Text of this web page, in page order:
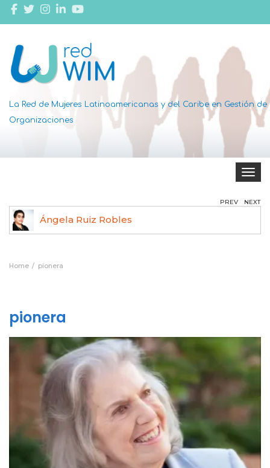
La Red de Mujeres Latinoamericanas y del Caribe en Gestión de
Organizaciones
Toggle
Ángela Ruiz Robles
PREV NEXT
Home pionera
pionera